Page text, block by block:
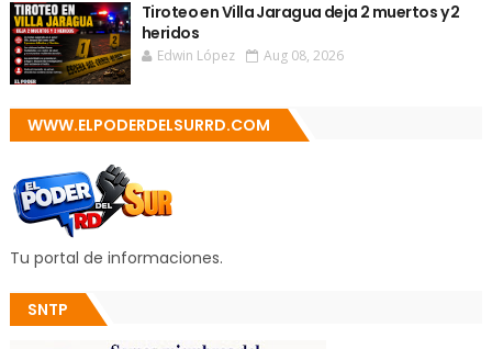
Tiroteo en Villa Jaragua deja 2 muertos y 2
heridos
Edwin López Aug 08, 2026
WWW.ELPODERDELSURRD.COM
Tu portal de informaciones.
SNTP